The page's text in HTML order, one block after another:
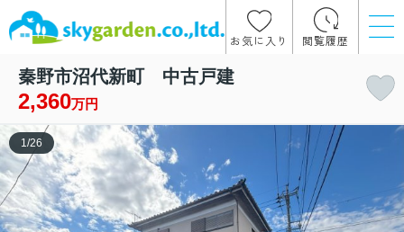
お気に入り 閲覧履歴
秦野市沼代新町 中古戸建
2,360万円
1 /26